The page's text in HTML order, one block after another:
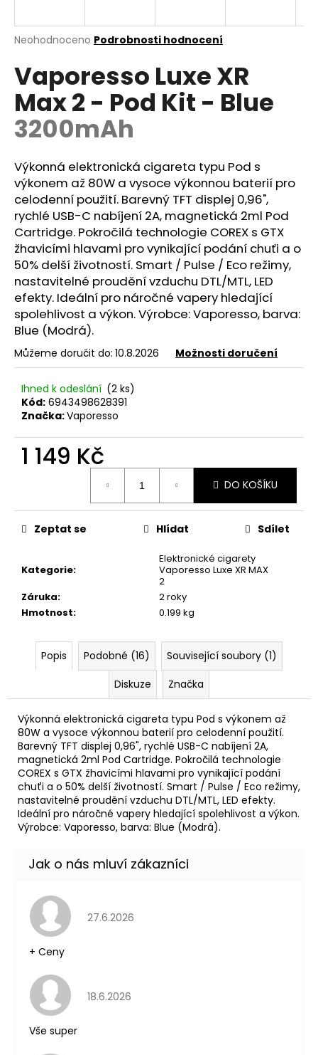
Průměrné
produktu
je
0,0
5
hvězdiček.
Neohodnoceno Podrobnosti hodnocení
Vaporesso Luxe XR
Max 2 - Pod Kit - Blue
3200mAh
Výkonná elektronická cigareta typu Pod s
výkonem až 80W a vysoce výkonnou baterií pro
celodenní použití. Barevný TFT displej 0,96",
rychlé USB-C nabíjení 2A, magnetická 2ml Pod
Cartridge. Pokročilá technologie COREX s GTX
žhavicími hlavami pro vynikající podání chuťi a o
50% delší životností. Smart / Pulse / Eco režimy,
nastavitelné proudění vzduchu DTL/MTL, LED
efekty. Ideální pro náročné vapery hledající
spolehlivost a výkon. Výrobce: Vaporesso, barva:
Blue (Modrá).
Můžeme doručit do: 10.8.2026 Možnosti doručení
Ihned k odeslání (2 ks)
Kód: 6943498628391
Značka:Vaporesso
1 149 Kč
DO KOŠÍKU
Kategorie:
Elektronické cigarety
Vaporesso Luxe XR MAX
2
Záruka:
2 roky
Hmotnost: 0.199 kg
Zeptat se Hlídat Sdílet
Popis Podobné (16)
Související soubory (1)
Diskuze
Značka
Výkonná elektronická cigareta typu Pod s výkonem až
80W a vysoce výkonnou baterií pro celodenní použití.
Barevný TFT displej 0,96", rychlé USB-C nabíjení 2A,
magnetická 2ml Pod Cartridge. Pokročilá technologie
COREX s GTX žhavicími hlavami pro vynikající podání
chuťi a o 50% delší životností. Smart / Pulse / Eco režimy,
nastavitelné proudění vzduchu DTL/MTL, LED efekty.
Ideální pro náročné vapery hledající spolehlivost a výkon.
Výrobce: Vaporesso, barva: Blue (Modrá).
Hodnocení obchodu je 5 z 5 hvězdiček.
27.6.2026
+ Ceny
Hodnocení obchodu je 5 z 5 hvězdiček.
18.6.2026
Vše super
j
t
?
HLEDAT
D
o
p
o
r
u
č
u
j
e
m
e
OXVA
XLIM
TOP
CARTRIDGE
1,2OHM
2ML
Kč